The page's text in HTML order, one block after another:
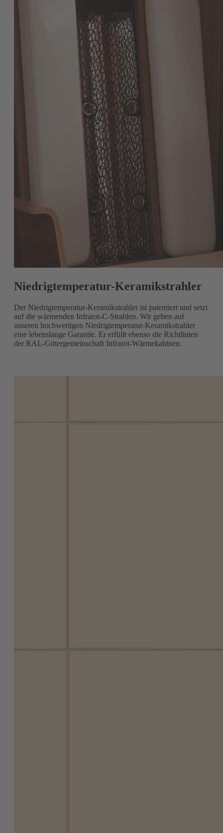
Niedrigtemperatur-Keramikstrahler
Der Niedrigtemperatur-Keramikstrahler ist patentiert und setzt
auf die wärmenden Infrarot-C-Strahlen. Wir geben auf
unseren hochwertigen Niedrigtemperatur-Keramikstrahler
eine lebenslange Garantie. Er erfüllt ebenso die Richtlinien
der RAL-Gütergemeinschaft Infrarot-Wärmekabinen.